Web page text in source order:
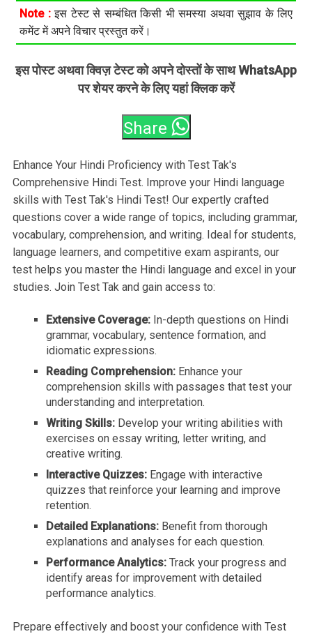
Note :इस टेस्ट से सम्बंधित किसी भी समस्या अथवा सुझाव के लिए
कमेंट में अपने विचार प्रस्तुत करें।
इस पोस्ट अथवा क्विज़ टेस्ट को अपने दोस्तों के साथ WhatsApp
पर शेयर करने के लिए यहां क्लिक करें
Share
Enhance Your Hindi Proficiency with Test Tak's
Comprehensive Hindi Test. Improve your Hindi language
skills with Test Tak's Hindi Test! Our expertly crafted
questions cover a wide range of topics, including grammar,
vocabulary, comprehension, and writing. Ideal for students,
language learners, and competitive exam aspirants, our
test helps you master the Hindi language and excel in your
studies. Join Test Tak and gain access to:
Extensive Coverage: In-depth questions on Hindi
grammar, vocabulary, sentence formation, and
idiomatic expressions.
Reading Comprehension: Enhance your
comprehension skills with passages that test your
understanding and interpretation.
Writing Skills: Develop your writing abilities with
exercises on essay writing, letter writing, and
creative writing.
Interactive Quizzes: Engage with interactive
quizzes that reinforce your learning and improve
retention.
Detailed Explanations: Benefit from thorough
explanations and analyses for each question.
Performance Analytics: Track your progress and
identify areas for improvement with detailed
performance analytics.
Prepare effectively and boost your confidence with Test